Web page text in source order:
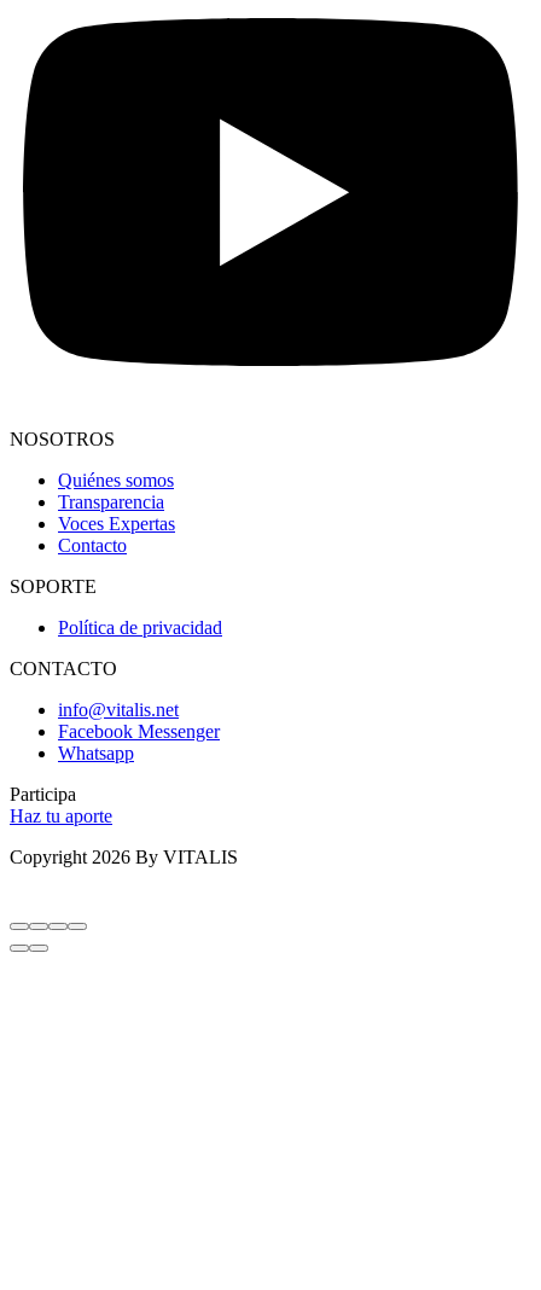
NOSOTROS
Quiénes somos
Transparencia
Voces Expertas
Contacto
SOPORTE
Política de privacidad
CONTACTO
info@vitalis.net
Facebook Messenger
Whatsapp
Participa
Haz tu aporte
Copyright 2026 By VITALIS